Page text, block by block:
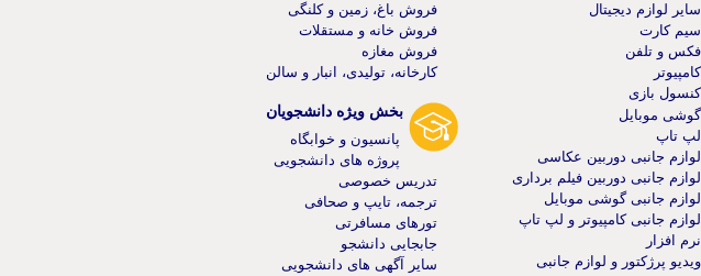
سایر لوازم دیجیتال
سیم کارت
فکس و تلفن
کامپیوتر
کنسول بازی
گوشی موبایل
لپ تاپ
لوازم جانبی دوربین عکاسی
لوازم جانبی دوربین فیلم برداری
لوازم جانبی گوشی موبایل
لوازم جانبی کامپیوتر و لپ تاپ
نرم افزار
ویدیو پرژکتور و لوازم جانبی
فروش باغ، زمین و کلنگی
فروش خانه و مستقلات
فروش مغازه
کارخانه، تولیدی، انبار و سالن
بخش ویژه دانشجویان
پانسیون و خوابگاه
پروژه های دانشجویی
تدریس خصوصی
ترجمه، تایپ و صحافی
تورهای مسافرتی
جابجایی دانشجو
سایر آگهی های دانشجویی